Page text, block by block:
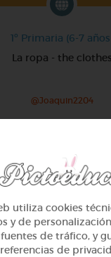
1º Primaria (6-7
La ropa - the clothes
@Joaquin2204
utiliza cookies
y de
de tráfico, y
de